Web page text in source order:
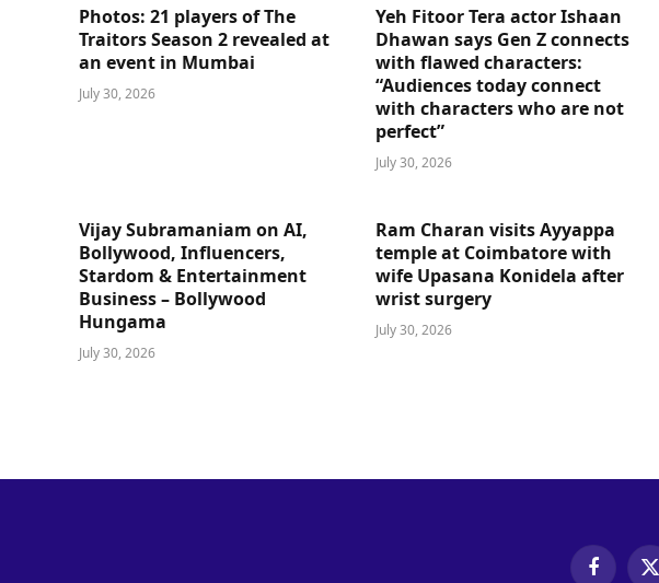
Photos: 21 players of The
Traitors Season 2 revealed at
an event in Mumbai
July 30, 2026
Yeh Fitoor Tera actor Ishaan
Dhawan says Gen Z connects
with flawed characters:
“Audiences today connect
with characters who are not
perfect”
July 30, 2026
Vijay Subramaniam on AI,
Bollywood, Influencers,
Stardom & Entertainment
Business – Bollywood
Hungama
July 30, 2026
Ram Charan visits Ayyappa
temple at Coimbatore with
wife Upasana Konidela after
wrist surgery
July 30, 2026
FacebookX